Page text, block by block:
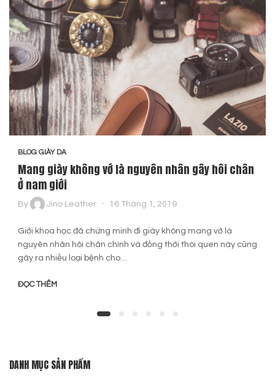
BLOG GIÀY DA
Mang giày không vớ là nguyên nhân gây hôi chân
ở nam giới
By Jino Leather 16 Tháng 1, 2019
Giới khoa học đã chứng minh đi giày không mang vớ là
nguyên nhân hôi chân chính và đồng thời thói quen này cũng
gây ra nhiều loại bệnh cho…
ĐỌC THÊM
DANH MỤC SẢN PHẨM